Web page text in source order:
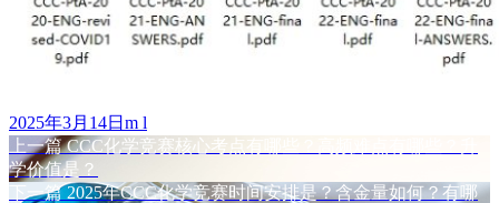
发
布
于
2025年3月14日 作
者
m l
文
章
上一篇上
篇
文
CCC化学竞赛核心考点有哪些？高频难点有哪些？升
学价值是？
下一篇下
2025年CCC化学竞赛时间安排是？含金量如何？有哪